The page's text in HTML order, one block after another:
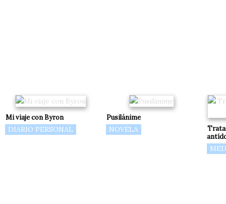
Mi viaje con Byron
DIARIO PERSONAL
Pusilánime
NOVELA